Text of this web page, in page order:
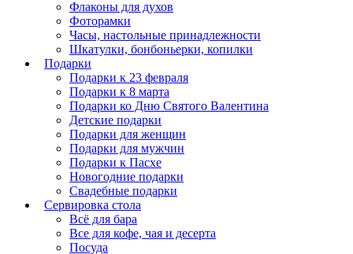
Флаконы для духов
Фоторамки
Часы, настольные принадлежности
Шкатулки, бонбоньерки, копилки
Подарки
Подарки к 23 февраля
Подарки к 8 марта
Подарки ко Дню Святого Валентина
Детские подарки
Подарки для женщин
Подарки для мужчин
Подарки к Пасхе
Новогодние подарки
Свадебные подарки
Сервировка стола
Всё для бара
Все для кофе, чая и десерта
Посуда